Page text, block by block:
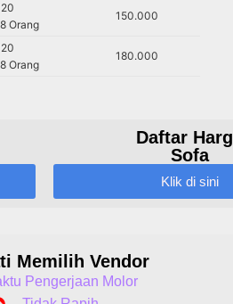
Orang
150.000
Orang
180.000
Daftar
Sofa
Klik di sini
Memilih Vendor
Pengerjaan Molor